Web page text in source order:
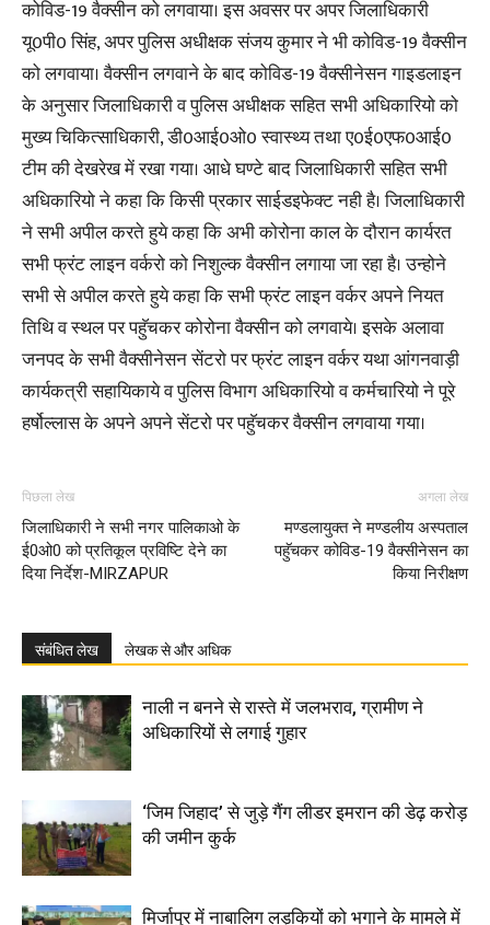
कोविड-19 वैक्सीन को लगवाया। इस अवसर पर अपर जिलाधिकारी
यू0पी0 सिंह, अपर पुलिस अधीक्षक संजय कुमार ने भी कोविड-19 वैक्सीन
को लगवाया। वैक्सीन लगवाने के बाद कोविड-19 वैक्सीनेसन गाइडलाइन
के अनुसार जिलाधिकारी व पुलिस अधीक्षक सहित सभी अधिकारियो को
मुख्य चिकित्साधिकारी, डी0आई0ओ0 स्वास्थ्य तथा ए0ई0एफ0आई0
टीम की देखरेख में रखा गया। आधे घण्टे बाद जिलाधिकारी सहित सभी
अधिकारियो ने कहा कि किसी प्रकार साईडइफेक्ट नही है। जिलाधिकारी
ने सभी अपील करते हुये कहा कि अभी कोरोना काल के दौरान कार्यरत
सभी फ्रंट लाइन वर्करो को निशुल्क वैक्सीन लगाया जा रहा है। उन्होने
सभी से अपील करते हुये कहा कि सभी फ्रंट लाइन वर्कर अपने नियत
तिथि व स्थल पर पहुॅचकर कोरोना वैक्सीन को लगवाये। इसके अलावा
जनपद के सभी वैक्सीनेसन सेंटरो पर फ्रंट लाइन वर्कर यथा आंगनवाड़ी
कार्यकत्री सहायिकाये व पुलिस विभाग अधिकारियो व कर्मचारियो ने पूरे
हर्षोल्लास के अपने अपने सेंटरो पर पहुॅचकर वैक्सीन लगवाया गया।
पिछला लेख
जिलाधिकारी ने सभी नगर पालिकाओ के
ई0ओ0 को प्रतिकूल प्रविष्टि देने का
दिया निर्देश-MIRZAPUR
अगला लेख
मण्डलायुक्त ने मण्डलीय अस्पताल
पहुॅचकर कोविड-19 वैक्सीनेसन का
किया निरीक्षण
संबंधित लेख लेखक से और अधिक
नाली न बनने से रास्ते में जलभराव, ग्रामीण ने
अधिकारियों से लगाई गुहार
‘जिम जिहाद’ से जुड़े गैंग लीडर इमरान की डेढ़ करोड़
की जमीन कुर्क
मिर्जापुर में नाबालिग लड़कियों को भगाने के मामले में